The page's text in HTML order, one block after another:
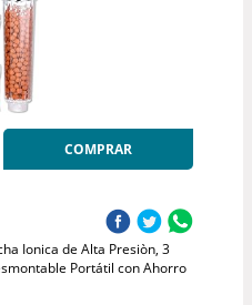
COMPRAR
Ionica de Alta Presiòn, 3
Portátil con Ahorro